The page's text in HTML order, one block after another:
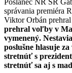
správania premiéra
Viktor Orbán
prehral voľby v
vymenený.
poslušne hlasuje
stretnúť s
stretnúť sa aj s